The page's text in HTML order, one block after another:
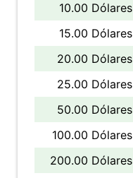
10.00 Dólares
15.00 Dólares
20.00 Dólares
25.00 Dólares
50.00 Dólares
100.00 Dólares
200.00 Dólares